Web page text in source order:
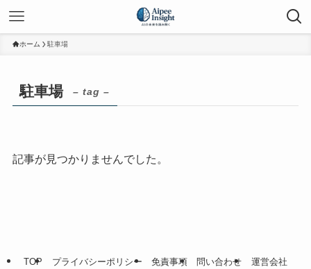
ホーム 駐車場
駐車場 – tag –
記事が見つかりませんでした。
TOP プライバシーポリシー 免責事項 問い合わせ 運営会社